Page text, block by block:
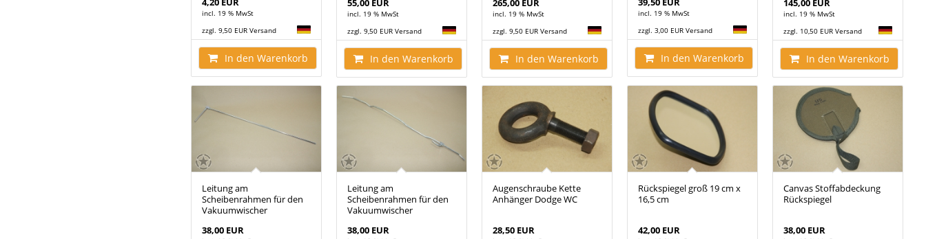
incl. 19 % MwSt
zzgl. 9,50 EUR Versand
In den Warenkorb
55,00 EUR
incl. 19 % MwSt
zzgl. 9,50 EUR Versand
In den Warenkorb
265,00 EUR
incl. 19 % MwSt
zzgl. 9,50 EUR Versand
In den Warenkorb
incl. 19 % MwSt
zzgl. 3,00 EUR Versand
In den Warenkorb
145,00 EUR
incl. 19 % MwSt
zzgl. 10,50 EUR Versand
In den Warenkorb
Leitung am
Scheibenrahmen für den
Vakuumwischer
38,00 EUR
Leitung am
Scheibenrahmen für den
Vakuumwischer
38,00 EUR
Augenschraube Kette
Anhänger Dodge WC
28,50 EUR
Rückspiegel groß 19 cm x
16,5 cm
42,00 EUR
Canvas Stoffabdeckung
Rückspiegel
38,00 EUR